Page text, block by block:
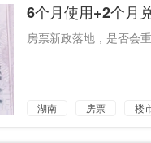
6个月使用+2个月
房票新政落地，是否会
湖南 房票 楼